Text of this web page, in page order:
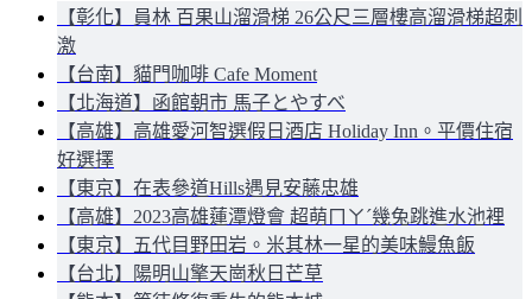
【彰化】員林 百果山溜滑梯 26公尺三層樓高溜滑梯超刺
激
【台南】貓門咖啡 Cafe Moment
【北海道】函館朝市 馬子とやすべ
【高雄】高雄愛河智選假日酒店 Holiday Inn。平價住宿
好選擇
【東京】在表參道Hills遇見安藤忠雄
【高雄】2023高雄蓮潭燈會 超萌ㄇㄚˊ幾兔跳進水池裡
【東京】五代目野田岩。米其林一星的美味鰻魚飯
【台北】陽明山擎天崗秋日芒草